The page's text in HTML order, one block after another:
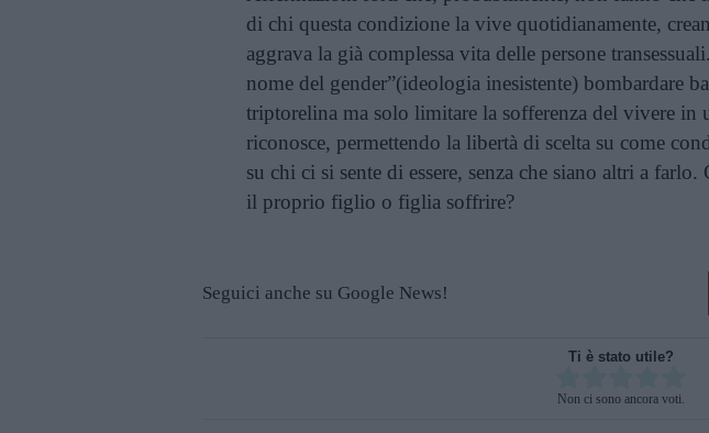
di chi questa condizione la vive quotidianamente,
aggrava la già complessa vita delle persone
nome del gender”(ideologia inesistente) bombardare
triptorelina ma solo limitare la sofferenza del vivere in
riconosce, permettendo la libertà di scelta su come
su chi ci si sente di essere, senza che siano altri a
il proprio figlio o figlia soffrire?
Seguici anche su Google News!
Ti è stato utile?
Non ci sono ancora voti.